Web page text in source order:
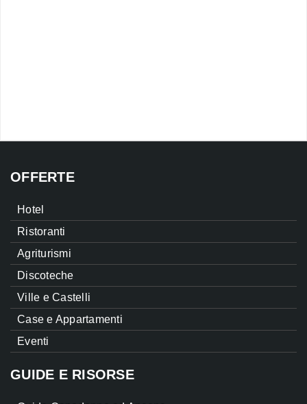
OFFERTE
Hotel
Ristoranti
Agriturismi
Discoteche
Ville e Castelli
Case e Appartamenti
Eventi
GUIDE E RISORSE